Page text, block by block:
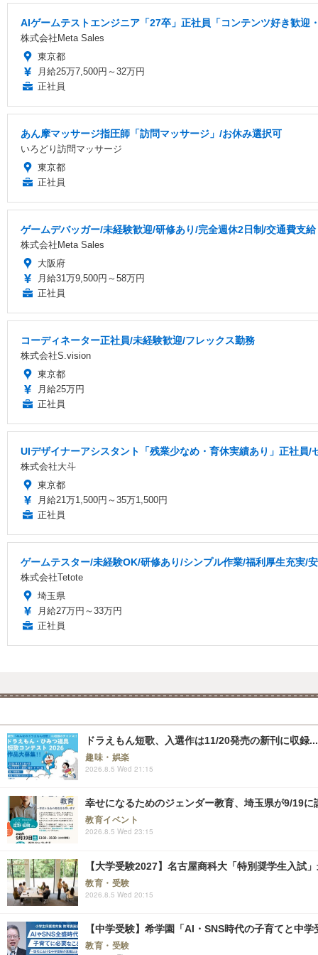
AIゲームテストエンジニア「27卒」正社員「コンテンツ好き歓迎
株式会社Meta Sales
東京都
月給25万7,500円～32万円
正社員
あん摩マッサージ指圧師「訪問マッサージ」/お休み選択可
いろどり訪問マッサージ
東京都
正社員
ゲームデバッガー/未経験歓迎/研修あり/完全週休2日制/交通費支給
株式会社Meta Sales
大阪府
月給31万9,500円～58万円
正社員
コーディネーター正社員/未経験歓迎/フレックス勤務
株式会社S.vision
東京都
月給25万円
正社員
UIデザイナーアシスタント「残業少なめ・育休実績あり」正社
株式会社大斗
東京都
月給21万1,500円～35万1,500円
正社員
ゲームテスター/未経験OK/研修あり/シンプル作業/福利厚生充実/
株式会社Tetote
埼玉県
月給27万円～33万円
正社員
ドラえもん短歌、入選作は11/20発売の新刊に収録
趣味・娯楽
2026.8.5 Wed 21:15
幸せになるためのジェンダー教育、埼玉県が9/19に
教育イベント
2026.8.5 Wed 23:15
【大学受験2027】名古屋商科大「特別奨学生入試
教育・受験
2026.8.5 Wed 20:15
【中学受験】希学園「AI・SNS時代の子育てと中
教育・受験